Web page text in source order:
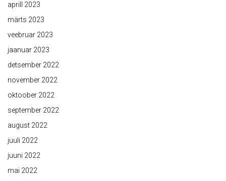
aprill 2023
märts 2023
veebruar 2023
jaanuar 2023
detsember 2022
november 2022
oktoober 2022
september 2022
august 2022
juuli 2022
juuni 2022
mai 2022